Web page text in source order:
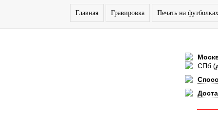
Главная Гравировка Печать на футболках
СПб (